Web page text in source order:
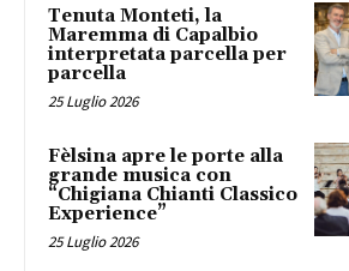
Tenuta Monteti, la
Maremma di Capalbio
interpretata parcella per
parcella
25 Luglio 2026
Fèlsina apre le porte alla
grande musica con
“Chigiana Chianti Classico
Experience”
25 Luglio 2026